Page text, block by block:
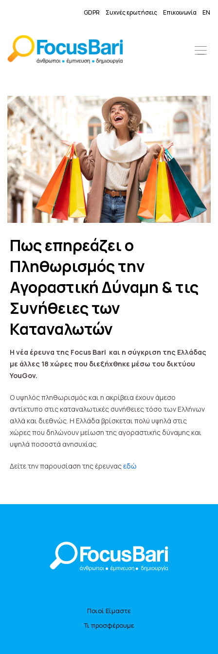
GDPR Συχνές ερωτήσεις Επικοινωνία EN
Πως επηρεάζει ο
Πληθωρισμός την
Αγοραστική Δύναμη & τις
Συνήθειες των
Καταναλωτών
Η νέα έρευνα της Focus Bari και η σύγκριση της Ελλάδας
με άλλες 18 χώρες που διεξήχθηκε μέσω του δικτύου
YouGov.
Ο υψηλός πληθωρισμός και η ακρίβεια έχουν άμεσο
αντίκτυπο στις καταναλωτικές συνήθειες τόσο των Ελλήνων
αλλά και διεθνώς. Η Ελλάδα βρίσκεται πολύ υψηλά στις
χώρες που δηλώνουν μείωση της αγοραστικής δύναμης και
υψηλά ποσοστά ανησυχίας.
Δείτε την παρουσίαση της έρευναςεδώ
Ποιοί Είμαστε
Τι προσφέρουμε